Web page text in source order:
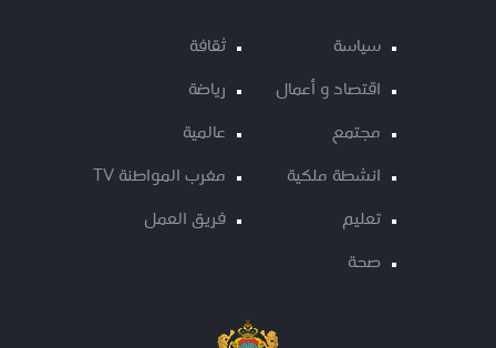
سياسة
اقتصاد و أعمال
مجتمع
انشطة ملكية
تعليم
صحة
ثقافة
رياضة
عالمية
مغرب المواطنة TV
فريق العمل